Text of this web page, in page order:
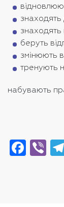
знаходять
знаходять
беруть
змінюють
тренують
набувають